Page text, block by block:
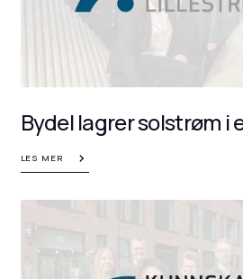
Bydel lagrer solstrøm i
LES MER